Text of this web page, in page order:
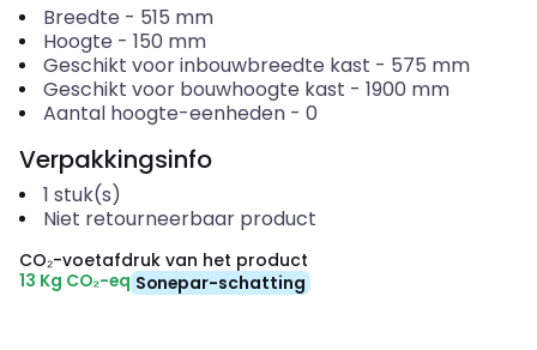
Breedte - 515 mm
Hoogte - 150 mm
Geschikt voor inbouwbreedte kast - 575 mm
Geschikt voor bouwhoogte kast - 1900 mm
Aantal hoogte-eenheden- 0
Verpakkingsinfo
1 stuk(s)
Niet retourneerbaar product
CO₂-voetafdruk van het product
13 Kg CO₂-eq Sonepar-schatting